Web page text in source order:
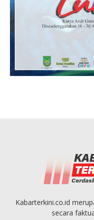
Kabarterkini.co.id
secara